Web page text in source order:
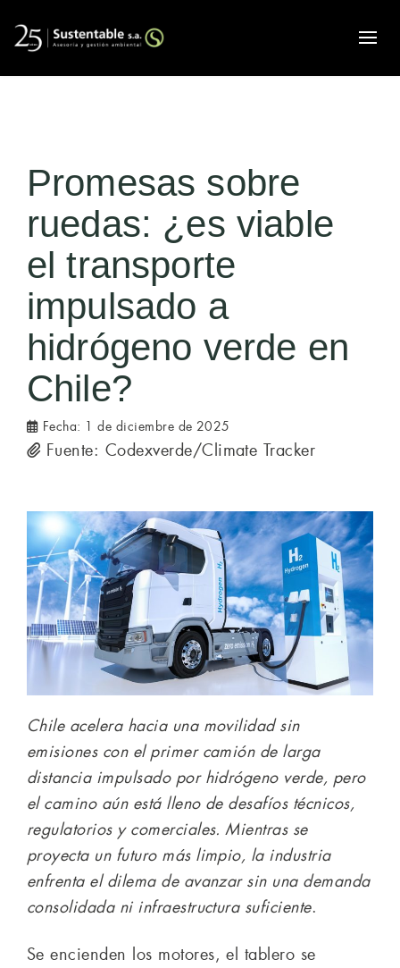
Promesas sobre
ruedas: ¿es viable
el transporte
impulsado a
hidrógeno verde en
Chile?
Fecha: 1 de diciembre de 2025
Fuente: Codexverde/Climate Tracker
Chile acelera hacia una movilidad sin
emisiones con el primer camión de larga
distancia impulsado por hidrógeno verde, pero
el camino aún está lleno de desafíos técnicos,
regulatorios y comerciales. Mientras se
proyecta un futuro más limpio, la industria
enfrenta el dilema de avanzar sin una demanda
consolidada ni infraestructura suficiente.
Se encienden los motores, el tablero se